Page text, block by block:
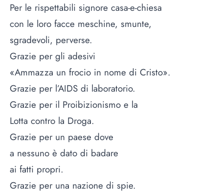
Per le rispettabili signore casa-e-chiesa
con le loro facce meschine, smunte,
sgradevoli, perverse.
Grazie per gli adesivi
«Ammazza un frocio in nome di Cristo».
Grazie per l’AIDS di laboratorio.
Grazie per il Proibizionismo e la
Lotta contro la Droga.
Grazie per un paese dove
a nessuno è dato di badare
ai fatti propri.
Grazie per una nazione di spie.